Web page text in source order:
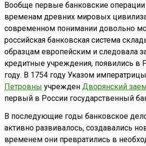
Вообще первые банковские операции
временам древних мировых
современном понимании довольно
российская банковская система
образцам европейским и следовала
кредитные учреждения, появились в
году. В 1754 году Указом императрицы
Петровны учрежден Дворянский
первый в России государственный
В последующие годы банковское
активно развивалось, создавались
временем они превратились в